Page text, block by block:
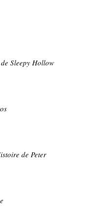
Sleepy Hollow
de Peter